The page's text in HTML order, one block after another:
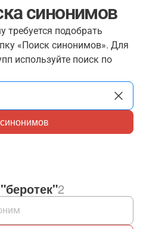
синонимов
требуется подобрать
«Поиск синонимов». Для
используйте поиск по
2